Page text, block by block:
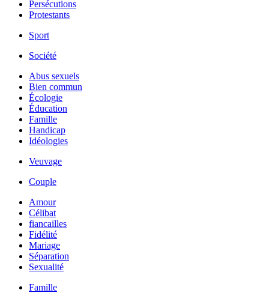
Persécutions
Protestants
Sport
Société
Abus sexuels
Bien commun
Écologie
Éducation
Famille
Handicap
Idéologies
Veuvage
Couple
Amour
Célibat
fiancailles
Fidélité
Mariage
Séparation
Sexualité
Famille